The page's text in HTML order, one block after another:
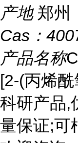
产地 郑州
Cas：
产品名称
[2-(丙烯
科研产品,
量保证;可